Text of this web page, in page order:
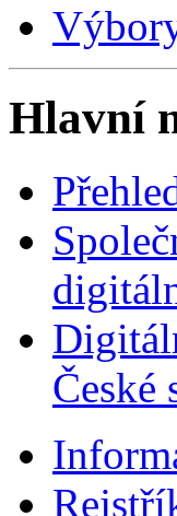
Hlavní
České